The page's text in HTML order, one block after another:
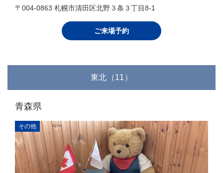
〒004-0863 札幌市清田区北野３条３丁目8-1
ご来場予約
東北（11）
青森県
その他